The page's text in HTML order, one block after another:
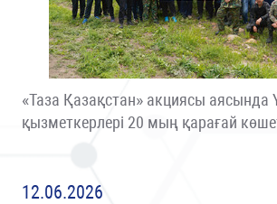
«Таза Қазақстан» акциясы аясында
қызметкерлері 20 мың қарағай
12.06.2026